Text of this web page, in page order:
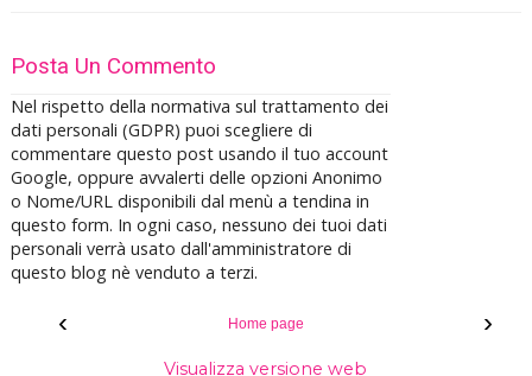
Posta Un Commento
Nel rispetto della normativa sul trattamento dei
dati personali (GDPR) puoi scegliere di
commentare questo post usando il tuo account
Google, oppure avvalerti delle opzioni Anonimo
o Nome/URL disponibili dal menù a tendina in
questo form. In ogni caso, nessuno dei tuoi dati
personali verrà usato dall'amministratore di
questo blog nè venduto a terzi.
‹ ›
Home page
Visualizza versione web